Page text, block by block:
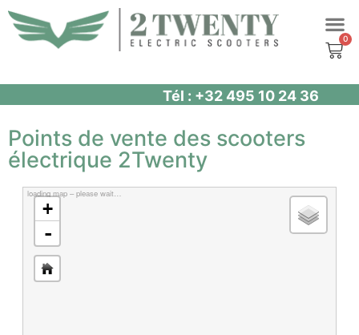
Aller
au
Tél : +32 495 10 24 36
Points de vente des scooters
électrique 2Twenty
loading map – please wait…
+
-